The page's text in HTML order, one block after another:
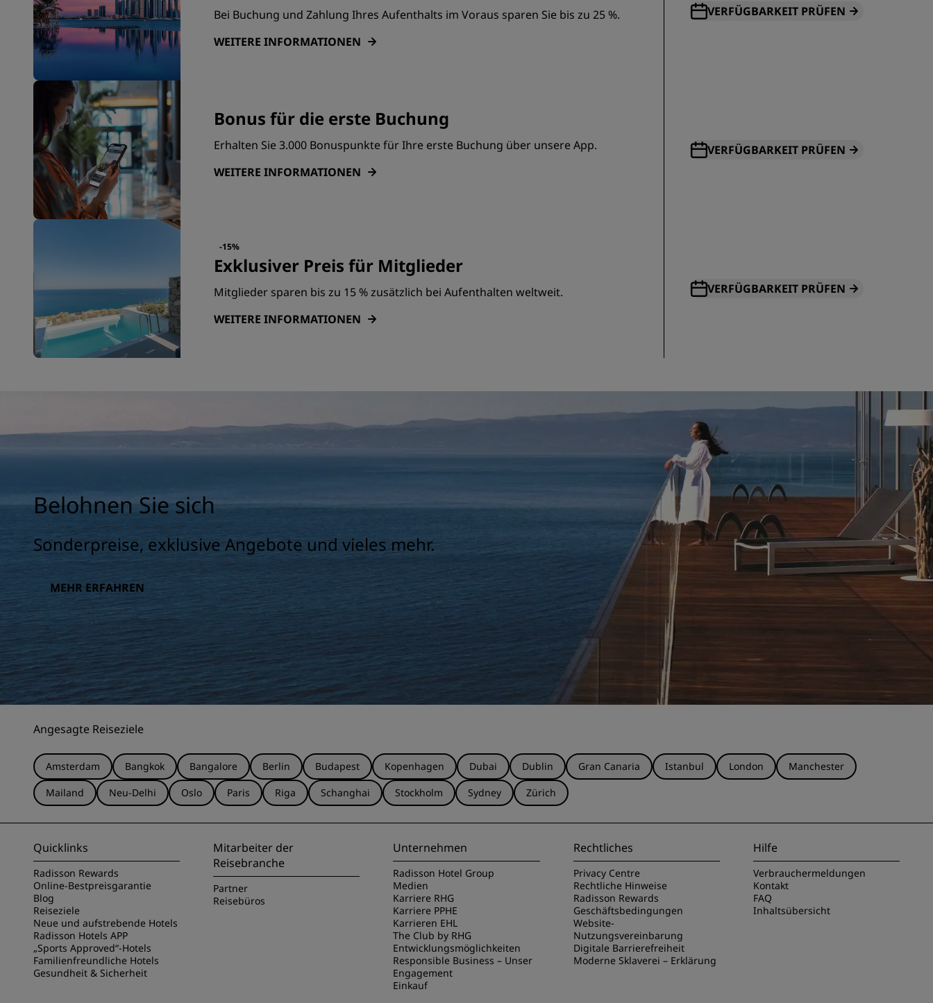
Bei Buchung und Zahlung Ihres Aufenthalts im Voraus sparen Sie bis zu 25 %.
WEITERE INFORMATIONEN
VERFÜGBARKEIT PRÜFEN
Bonus für die erste Buchung
Erhalten Sie 3.000 Bonuspunkte für Ihre erste Buchung über unsere App.
WEITERE INFORMATIONEN
VERFÜGBARKEIT PRÜFEN
-15%
Exklusiver Preis für Mitglieder
Mitglieder sparen bis zu 15 % zusätzlich bei Aufenthalten weltweit.
WEITERE INFORMATIONEN
VERFÜGBARKEIT PRÜFEN
Belohnen Sie sich
Sonderpreise, exklusive Angebote und vieles mehr.
MEHR ERFAHREN
Angesagte Reiseziele
Amsterdam Bangkok Bangalore Berlin Budapest Kopenhagen Dubai Dublin Gran Canaria Istanbul London
Manchester
Mailand
Neu-Delhi Oslo Paris Riga Schanghai Stockholm Sydney Zürich
Quicklinks
Radisson Rewards
Online-Bestpreisgarantie
Blog
Reiseziele
Neue und aufstrebende Hotels
Radisson Hotels APP
„Sports Approved“-Hotels
Familienfreundliche Hotels
Gesundheit & Sicherheit
Mitarbeiter der
Reisebranche
Partner
Reisebüros
Unternehmen
Radisson Hotel Group
Medien
Karriere RHG
Karriere PPHE
Karrieren EHL
The Club by RHG
Entwicklungsmöglichkeiten
Responsible Business – Unser
Engagement
Einkauf
Rechtliches
Privacy Centre
Rechtliche Hinweise
Radisson Rewards
Geschäftsbedingungen
Website-
Nutzungsvereinbarung
Digitale Barrierefreiheit
Moderne Sklaverei – Erklärung
Hilfe
Verbrauchermeldungen
Kontakt
FAQ
Inhaltsübersicht